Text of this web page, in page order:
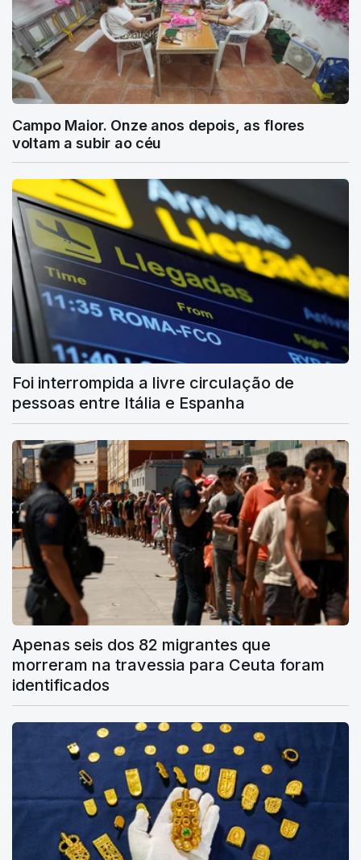
Campo Maior. Onze anos depois, as flores
voltam a subir ao céu
Foi interrompida a livre circulação de
pessoas entre Itália e Espanha
Apenas seis dos 82 migrantes que
morreram na travessia para Ceuta foram
identificados